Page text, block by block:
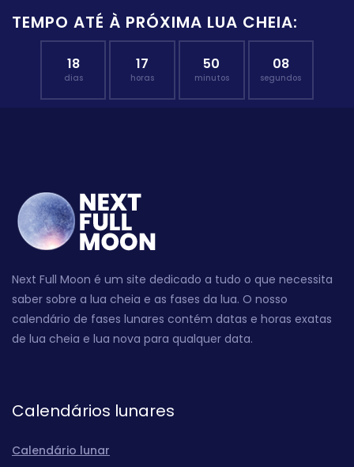
TEMPO ATÉ À PRÓXIMA LUA CHEIA:
18
dias
17
horas
50
minutos
07
segundos
Next Full Moon é um site dedicado a tudo o que necessita
saber sobre a lua cheia e as fases da lua. O nosso
calendário de fases lunares contém datas e horas exatas
de lua cheia e lua nova para qualquer data.
Calendários lunares
Calendário lunar